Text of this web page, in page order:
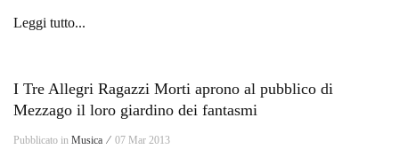
Leggi tutto...
I Tre Allegri Ragazzi Morti aprono al pubblico di
Mezzago il loro giardino dei fantasmi
Pubblicato in Musica ⁄ 07 Mar 2013